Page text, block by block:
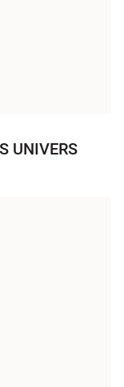
UNIVERS